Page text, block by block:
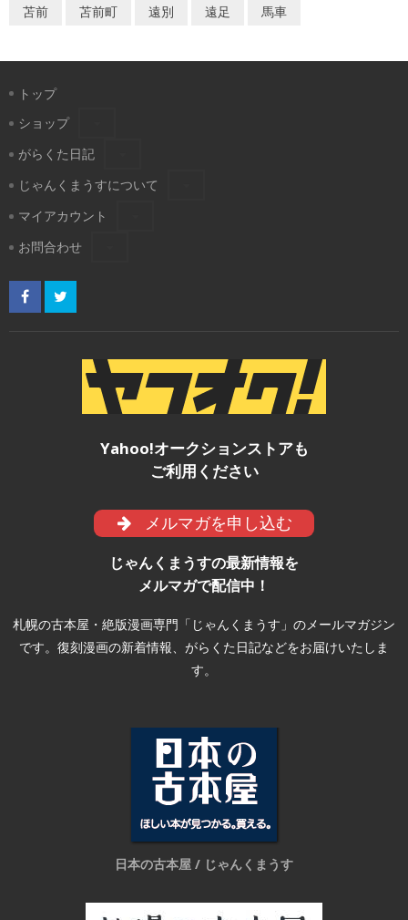
苫前
苫前町 遠別 遠足 馬車
トップ
ショップ
がらくた日記
じゃんくまうすについて
マイアカウント
お問合わせ
Yahoo!オークションストアも
ご利用ください
メルマガを申し込む
じゃんくまうすの最新情報を
メルマガで配信中！
札幌の古本屋・絶版漫画専門「じゃんくまうす」のメールマガジン
です。復刻漫画の新着情報、がらくた日記などをお届けいたしま
す。
日本の古本屋 / じゃんくまうす